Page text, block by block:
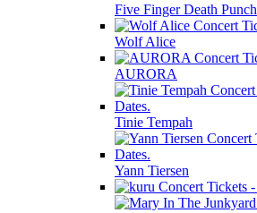
Five Finger Death Punch
Wolf Alice
AURORA
Tinie Tempah
Yann Tiersen